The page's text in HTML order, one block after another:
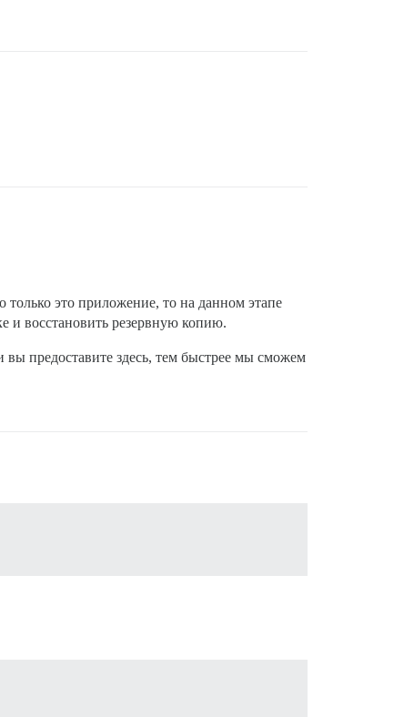
только это приложение, то на данном этапе
и восстановить резервную копию.
предоставите здесь, тем быстрее мы сможем